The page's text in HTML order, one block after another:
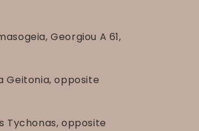
Georgiou A 61,
Geitonia, opposite
Tychonas, opposite